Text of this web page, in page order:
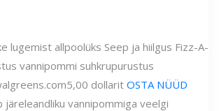
lugemist allpoolüks Seep ja hiilgus Fizz-A-
vannipommi suhkrupurustus
5,00 dollarit OSTA NÜÜD
järeleandliku vannipommiga veelgi